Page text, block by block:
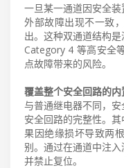
一旦某一通道因安全
外部故障出现不一致
出。这种双通道结构
Category 4 等高安全
点故障带来的风险。
覆盖整个安全回路的内
与普通继电器不同，
安全回路的完整性。
果因绝缘损坏导致两
别。通过在通道中注
并禁止复位。